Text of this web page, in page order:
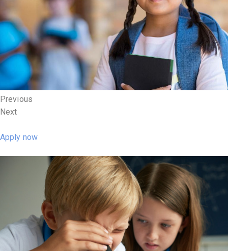
Previous
Next
Apply now